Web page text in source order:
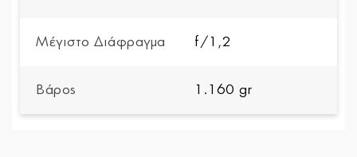
Μέγιστο Διάφραγμα f/1,2
Βάρος 1.160 gr